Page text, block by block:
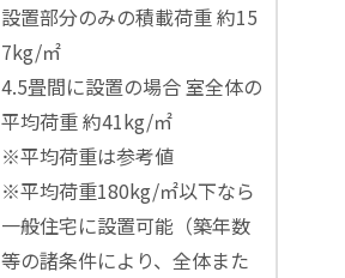
設置部分のみの積載荷重 約15
7kg/㎡
4.5畳間に設置の場合 室全体の
平均荷重 約41kg/㎡
※平均荷重は参考値
※平均荷重180kg/㎡以下なら
一般住宅に設置可能（築年数
等の諸条件により、全体また